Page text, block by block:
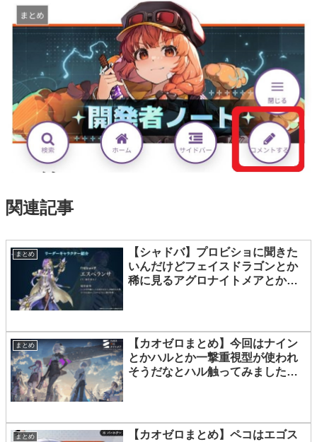
関連記事
まとめ
【シャドバ】プロビショに聞きた
いんだけどフェイスドラゴンとか
稀に見るアグロナイトメアとかあ
まとめ
【カオゼロまとめ】今回はナイン
とかハルとか一撃重視型が使われ
そうだなとハル触ってみましたが
まとめ
【カオゼロまとめ】ペコはエゴス